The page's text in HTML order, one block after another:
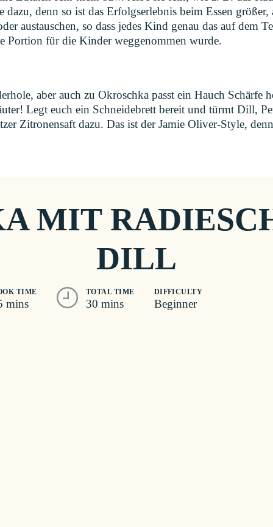
dazu, denn so ist das Erfolgserlebnis beim Essen
austauschen, so dass jedes Kind genau das auf dem
Portion für die Kinder weggenommen wurde.
aber auch zu Okroschka passt ein Hauch
Legt euch ein Schneidebrett bereit und türmt Dill,
Zitronensaft dazu. Das ist der Jamie Oliver-Style,
MIT
DILL
TIME
mins
TOTAL TIME
30 mins
DIFFICULTY
Beginner